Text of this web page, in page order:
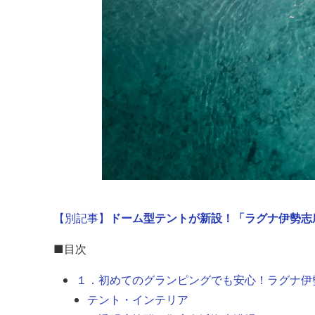
【別記事】
ドーム型テントが新設！「ラグナ伊勢
■目次
１．初めてのグランピングでも安心！ラグナ
テント・インテリア